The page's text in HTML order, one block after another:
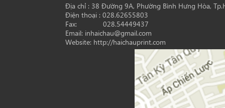
Địa chỉ : 38 Đường 9A, Phường Bình Hưng Hòa,
Điện thoại : 028.62655803
Fax: 028.54449437
Email: inhaichau@gmail.com
Website: http://haichauprint.com